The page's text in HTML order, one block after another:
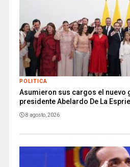
POLITICA
Asumieron sus cargos el nuevo
presidente Abelardo De La
8 agosto, 2026